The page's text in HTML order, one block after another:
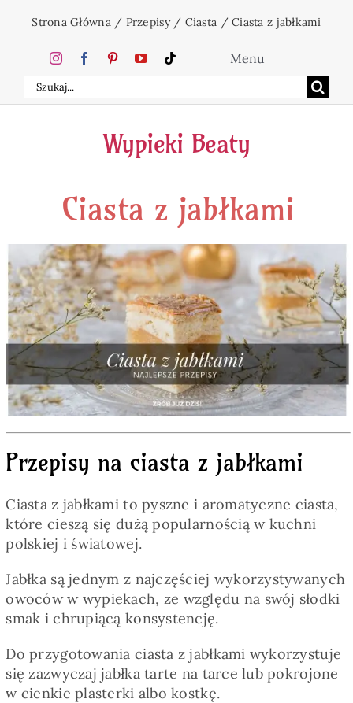
zawartości
Strona Główna/ Przepisy/ Ciasta /Ciasta z jabłkami
Szukaj
Menu
Home
Ciasta
Desery
Święta
Napoje
Pieczywo
Przetwory
Posiłki
Zdrowo i fit
Polski
Wypieki Beaty
Ciasta z jabłkami
Przepisy na ciasta z jabłkami
Ciasta z jabłkami to pyszne i aromatyczne ciasta,
które cieszą się dużą popularnością w kuchni
polskiej i światowej.
Jabłka są jednym z najczęściej wykorzystywanych
owoców w wypiekach, ze względu na swój słodki
smak i chrupiącą konsystencję.
Do przygotowania ciasta z jabłkami wykorzystuje
się zazwyczaj jabłka tarte na tarce lub pokrojone
w cienkie plasterki albo kostkę.